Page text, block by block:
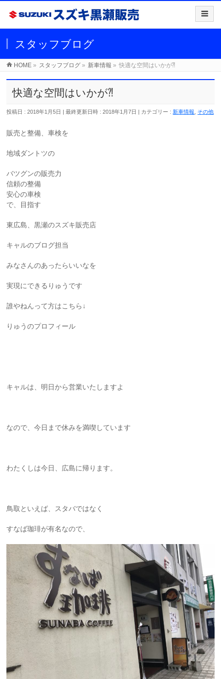
スタッフブログ
HOME » スタッフブログ » 新車情報 » 快適な空間はいかが⁈
快適な空間はいかが⁈
投稿日 : 2018年1月5日 最終更新日時 : 2018年1月7日 カテゴリー : 新車情報 その他
販売と整備、車検を
地域ダントツの
バツグンの販売力
信頼の整備
安心の車検
で、目指す
東広島、黒瀬のスズキ販売店
キャルのブログ担当
みなさんのあったらいいなを
実現にできるりゅうです
誰やねんって方はこちら↓
りゅうのプロフィール
キャルは、明日から営業いたしますよ
なので、今日まで休みを満喫しています
わたくしは今日、広島に帰ります。
鳥取といえば、スタバではなく
すなば珈琲が有名なので、